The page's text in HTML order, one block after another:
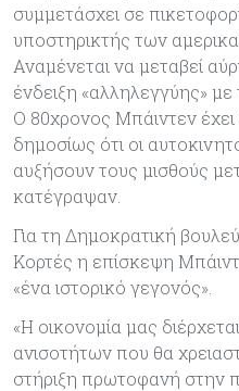
συμμετάσχει σε
υποστηρικτής των
Αναμένεται να μεταβεί
ένδειξη «αλληλεγγύης»
Ο 80χρονος Μπάιντεν
δημοσίως ότι οι
αυξήσουν τους μισθούς
κατέγραψαν.
Για τη Δημοκρατική
Κορτές η επίσκεψη
«ένα ιστορικό γεγονός».
«Η οικονομία μας
ανισοτήτων που θα
στήριξη πρωτοφανή στην